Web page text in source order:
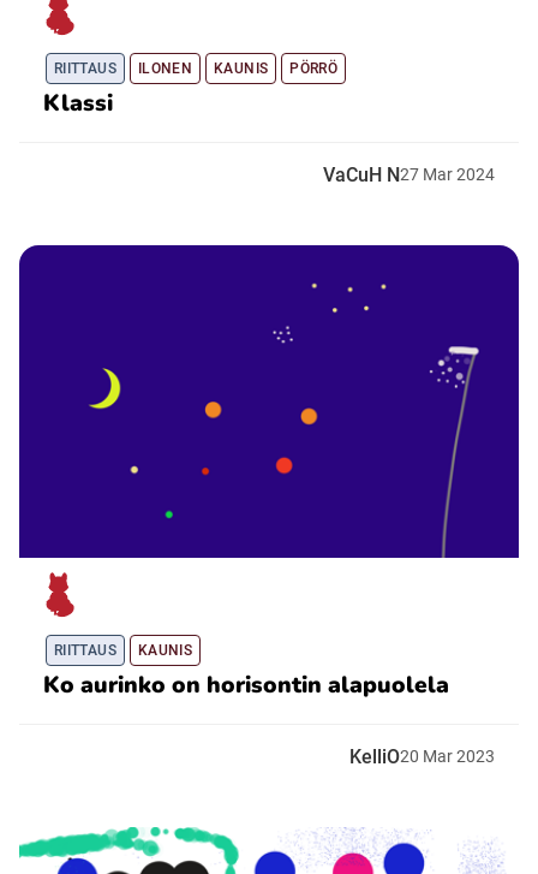
RIITTAUS ILONEN KAUNIS PÖRRÖ
Klassi
VaCuH N27 Mar2024
RIITTAUS KAUNIS
Ko aurinko on horisontin alapuolela
KelliO20 Mar2023